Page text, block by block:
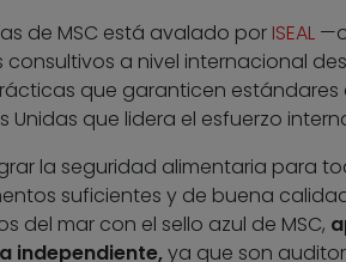
de MSC está avalado por ISEAL
a nivel internacional
que garanticen
Unidas que lidera el esfuerzo
la seguridad alimentaria para
suficientes y de buena
del mar con el sello azul de MSC,
independiente,ya que son